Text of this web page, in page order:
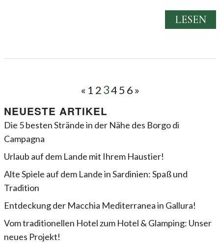
LESEN
« 1 2345 6»
NEUESTE ARTIKEL
Die 5 besten Strände in der Nähe des Borgo di
Campagna
Urlaub auf dem Lande mit Ihrem Haustier!
Alte Spiele auf dem Lande in Sardinien: Spaß und
Tradition
Entdeckung der Macchia Mediterranea in Gallura!
Vom traditionellen Hotel zum Hotel & Glamping: Unser
neues Projekt!